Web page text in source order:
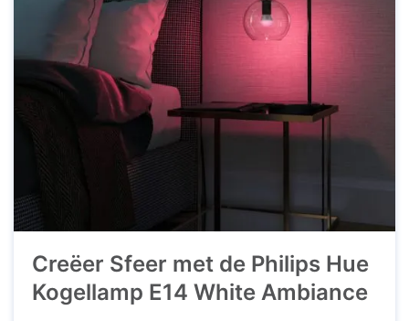
Creëer Sfeer met de Philips Hue
Kogellamp E14 White Ambiance